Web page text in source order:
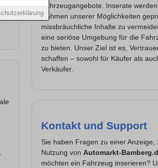
Fahrzeugangebote. Inserate
Rahmen unserer Möglichkeiten
missbräuchliche Inhalte zu
eine seriöse Umgebung für die
zu bieten. Unser Ziel ist es,
schaffen – sowohl für Käufer als
Verkäufer.
Kontakt und Support
Sie haben Fragen zu einer Anzeige,
Nutzung von Automarkt-
möchten ein Fahrzeug inserieren?